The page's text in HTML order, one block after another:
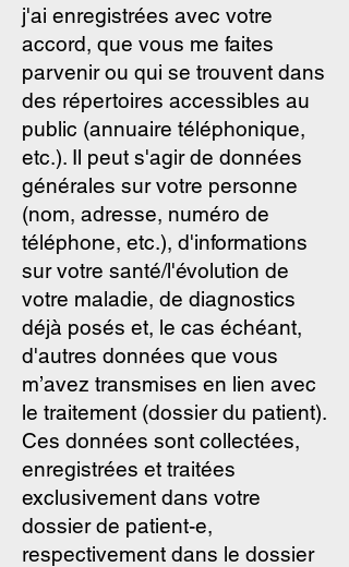
j'ai enregistrées avec votre
accord, que vous me faites
parvenir ou qui se trouvent dans
des répertoires accessibles au
public (annuaire téléphonique,
etc.). Il peut s'agir de données
générales sur votre personne
(nom, adresse, numéro de
téléphone, etc.), d'informations
sur votre santé/l'évolution de
votre maladie, de diagnostics
déjà posés et, le cas échéant,
d'autres données que vous
m’avez transmises en lien avec
le traitement (dossier du patient).
Ces données sont collectées,
enregistrées et traitées
exclusivement dans votre
dossier de patient-e,
respectivement dans le dossier